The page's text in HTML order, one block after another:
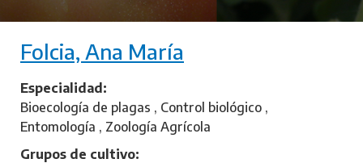
Folcia, Ana María
Especialidad
Bioecología de plagas , Control biológico ,
Entomología , Zoología Agrícola
Grupos de cultivo